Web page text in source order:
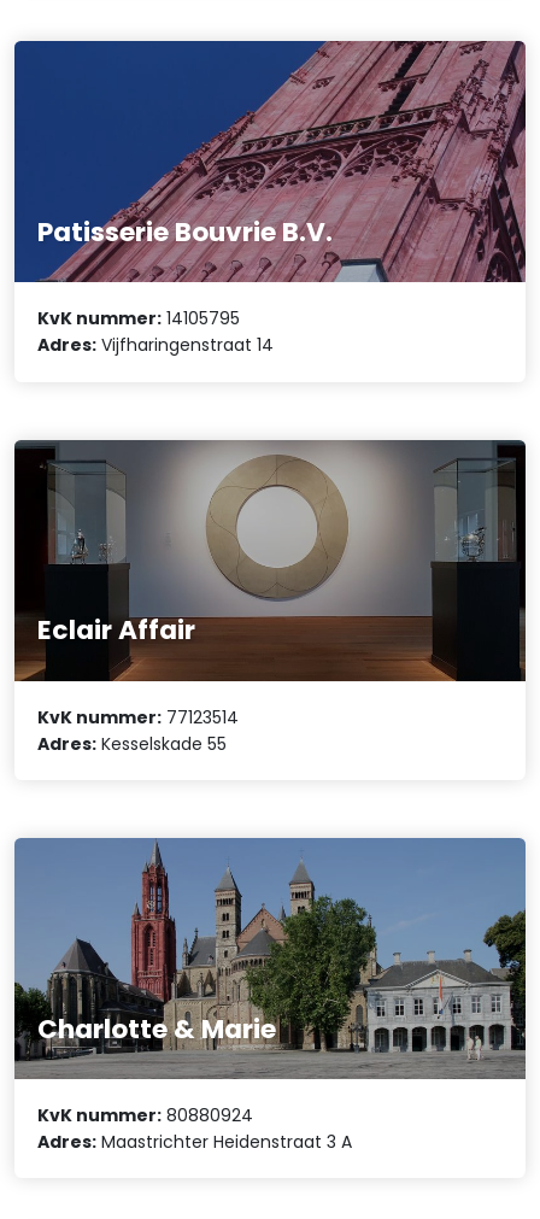
Patisserie Bouvrie B.V.
KvK nummer: 14105795
Adres: Vijfharingenstraat 14
Eclair Affair
KvK nummer: 77123514
Adres: Kesselskade 55
Charlotte & Marie
KvK nummer: 80880924
Adres: Maastrichter Heidenstraat 3 A